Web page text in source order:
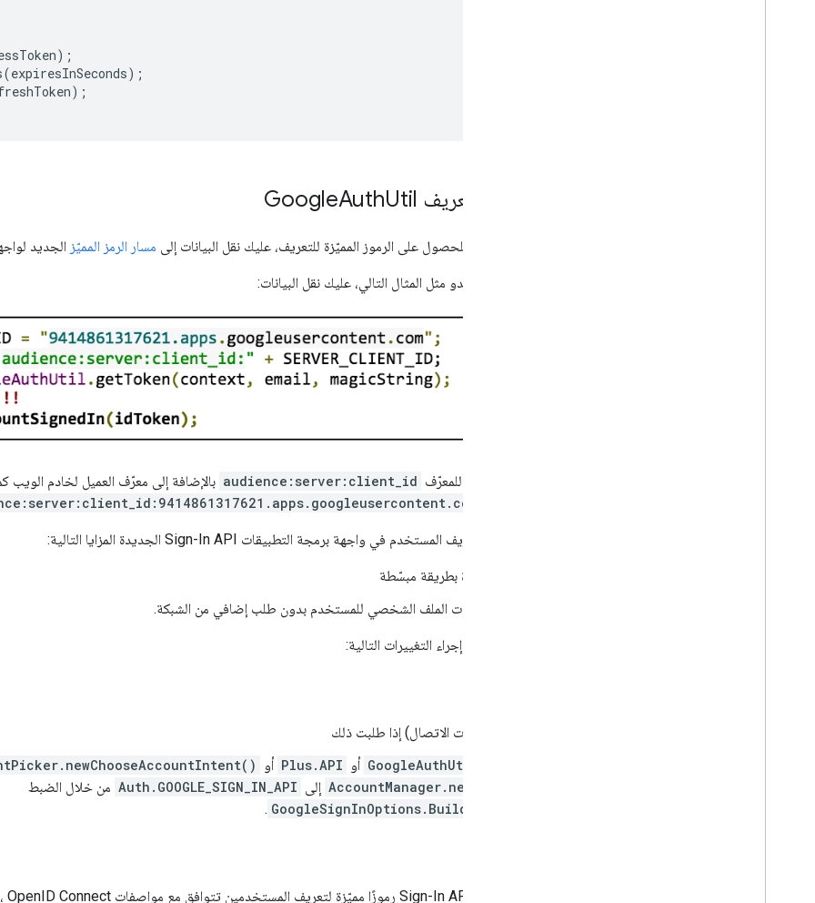
);
(expiresInSeconds);
);
نقل البيانات من مسار رمز تعريف Google AuthUtil
للحصول على الرموز المميّزة للتعريف، عليك نقل البيانات إلى مسار الرمز المميّز الجديد
في المثال، تستخدم طلبات الرموز المميّزة للمعرّف audience:server:client_id بالإضافة إلى معرّف العميل لخادم الويب
توفّر عملية الحصول على الرمز المميّز لتعريف المستخدم في واجهة برمجة التطبيقات Sign-In API الجديدة المزايا التالية:
تجربة تسجيل الدخول بنقرة واحدة بطريقة مبسّطة
يمكن لخادمك الحصول على معلومات الملف الشخصي للمستخدم بدون طلب إضافي من الشبكة.
لنقل البيانات إلى مسار رمز التعريف، عليك إجراء التغييرات التالية:
(جهات الاتصال) إذا طلبت ذلك
GoogleAuthUtil أو Plus.API أو
AccountManager.newChooseAccountIntent() إلى Auth.GOOGLE_SIGN_IN_API من خلال الضبط
GoogleSignInOptions.Builder.requestIdToken(...)
.